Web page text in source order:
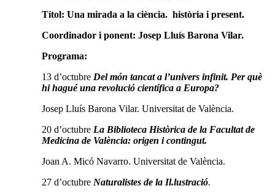
Títol: Una mirada a la ciència. història i present.
Coordinador i ponent: Josep Lluís Barona Vilar.
Programa:
13 d’octubre Del món tancat a l’univers infinit. Per què
hi hagué una revolució científica a Europa?
Josep Lluís Barona Vilar. Universitat de València.
20 d’octubre La Biblioteca Històrica de la Facultat de
Medicina de València: origen i contingut.
Joan A. Micó Navarro. Universitat de València.
27 d’octubre Naturalistes de la Il.lustració.